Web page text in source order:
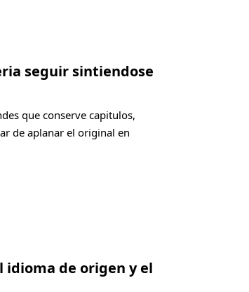
seguir sintiendose
que conserve capitulos,
de aplanar el original en
idioma de origen y el